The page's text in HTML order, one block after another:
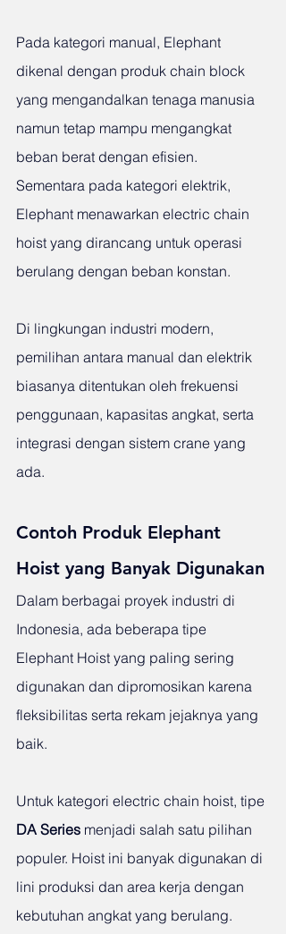
Pada kategori manual, Elephant
dikenal dengan produk chain block
yang mengandalkan tenaga manusia
namun tetap mampu mengangkat
beban berat dengan efisien.
Sementara pada kategori elektrik,
Elephant menawarkan electric chain
hoist yang dirancang untuk operasi
berulang dengan beban konstan.
Di lingkungan industri modern,
pemilihan antara manual dan elektrik
biasanya ditentukan oleh frekuensi
penggunaan, kapasitas angkat, serta
integrasi dengan sistem crane yang
ada.
Contoh Produk Elephant
Hoist yang Banyak Digunakan
Dalam berbagai proyek industri di
Indonesia, ada beberapa tipe
Elephant Hoist yang paling sering
digunakan dan dipromosikan karena
fleksibilitas serta rekam jejaknya yang
baik.
Untuk kategori electric chain hoist, tipe
DA Series menjadi salah satu pilihan
populer. Hoist ini banyak digunakan di
lini produksi dan area kerja dengan
kebutuhan angkat yang berulang.